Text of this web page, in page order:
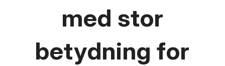
med stor
betydning for